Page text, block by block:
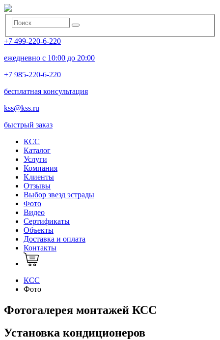
+7 499-220-6-220
ежедневно с 10:00 до 20:00
+7 985-220-6-220
бесплатная консультация
kss@kss.ru
быстрый заказ
КСС
Каталог
Услуги
Компания
Клиенты
Oтзывы
Выбор звезд эстрады
Фото
Видео
Сертификаты
Объекты
Доставка и оплата
Контакты
КСС
Фото
Фотогалерея монтажей КСС
Установка кондиционеров